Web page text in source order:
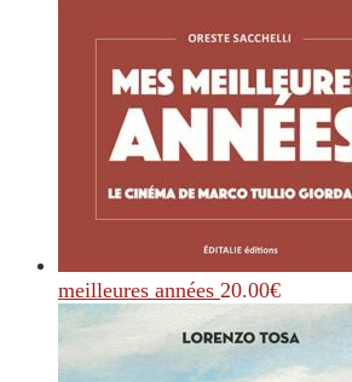
meilleures années 20.00€